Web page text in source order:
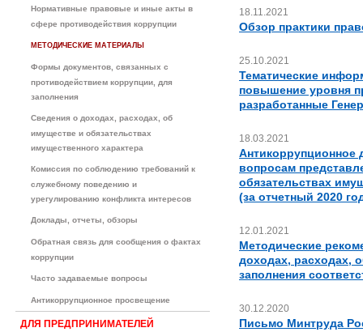
Нормативные правовые и иные акты в
сфере противодействия коррупции
МЕТОДИЧЕСКИЕ МАТЕРИАЛЫ
Формы документов, связанных с
противодействием коррупции, для
заполнения
Сведения о доходах, расходах, об
имуществе и обязательствах
имущественного характера
Комиссия по соблюдению требований к
служебному поведению и
урегулированию конфликта интересов
Доклады, отчеты, обзоры
Обратная связь для сообщения о фактах
коррупции
Часто задаваемые вопросы
Антикоррупционное просвещение
ДЛЯ ПРЕДПРИНИМАТЕЛЕЙ
18.11.2021
Обзор практики
25.10.2021
Тематические
повышение уровня
разработанные
18.03.2021
Антикоррупционное
вопросам
обязательствах
(за отчетный 2020
12.01.2021
Методические
доходах, расходах,
заполнения
30.12.2020
Письмо Минтруда